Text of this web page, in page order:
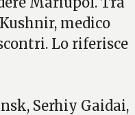
medico
Lo riferisce
Serhiy Gaidai,